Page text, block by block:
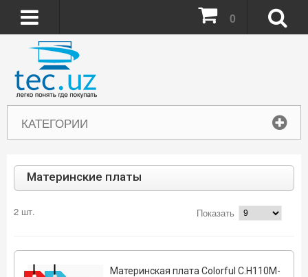
КАТЕГОРИИ
0
Материнские платы
2 шт. Показать
Материнская плата Colorful C.H110M-